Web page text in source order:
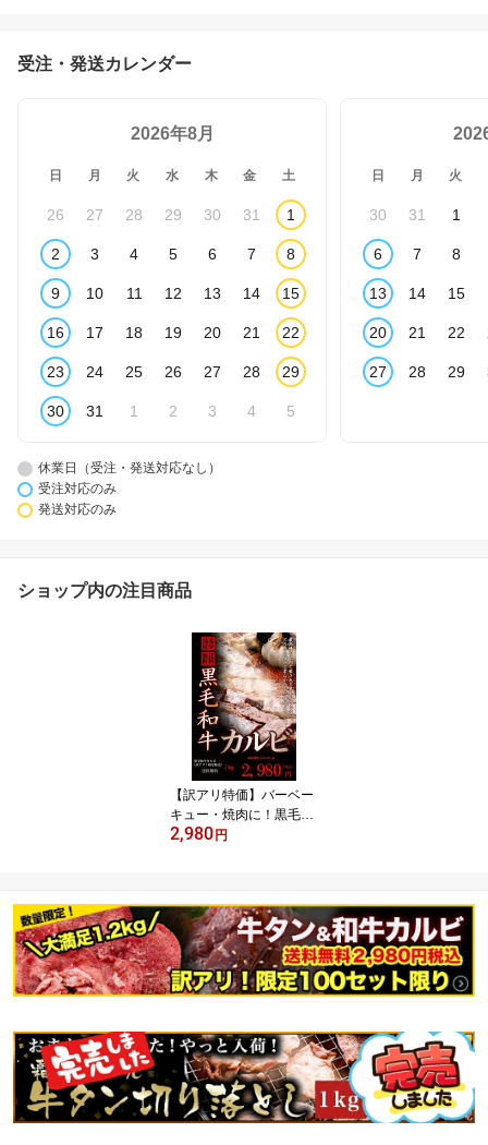
受注・発送カレンダー
2026年8月
日 月 火 水 木 金 土
26 27 28 29 30 31 1
2 3 4 5 6 7 8
9 10 11 12 13 14 15
16 17 18 19 20 21 22
23 24 25 26 27 28 29
30 31 1 2 3 4 5
日 月 火
30 31 1
6 7 8
13 14 15
20 21 22
27 28 29
休業日（受注・発送対応なし）
受注対応のみ
発送対応のみ
ショップ内の注目商品
【訳アリ特価】バーベー
キュー・焼肉に！黒毛和
牛カルビ 2kg【4/26賞
2,980円